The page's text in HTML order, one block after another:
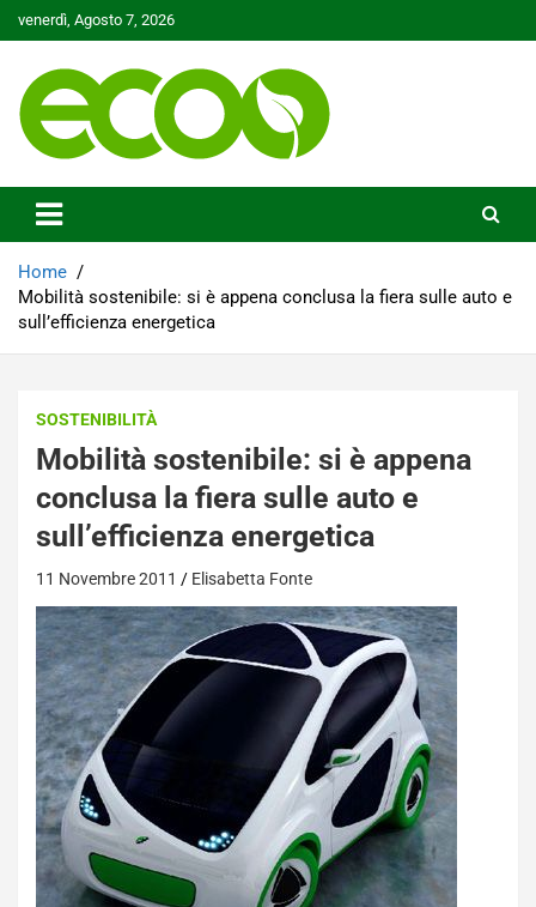
to
venerdì, Agosto 7, 2026
Ecoo.it
Home
Mobilità sostenibile: si è appena conclusa la fiera sulle auto e
sull’efficienza energetica
SOSTENIBILITÀ
Mobilità sostenibile: si è appena
conclusa la fiera sulle auto e
sull’efficienza energetica
11 Novembre 2011 Elisabetta Fonte